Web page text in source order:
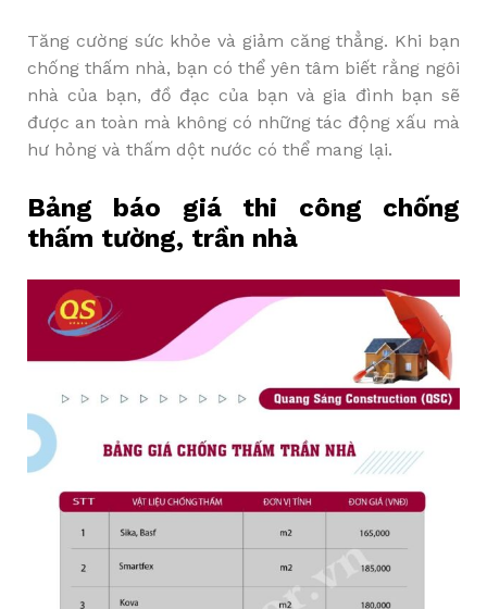
Tăng cường sức khỏe và giảm căng thẳng. Khi bạn
chống thấm nhà, bạn có thể yên tâm biết rằng ngôi
nhà của bạn, đồ đạc của bạn và gia đình bạn sẽ
được an toàn mà không có những tác động xấu mà
hư hỏng và thấm dột nước có thể mang lại.
Bảng báo giá thi công chống
thấm tường, trần nhà